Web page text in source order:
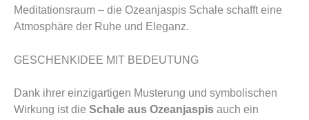
Meditationsraum – die Ozeanjaspis Schale schafft eine
Atmosphäre der Ruhe und Eleganz.
GESCHENKIDEE MIT BEDEUTUNG
Dank ihrer einzigartigen Musterung und symbolischen
Wirkung ist die Schale aus Ozeanjaspis auch ein